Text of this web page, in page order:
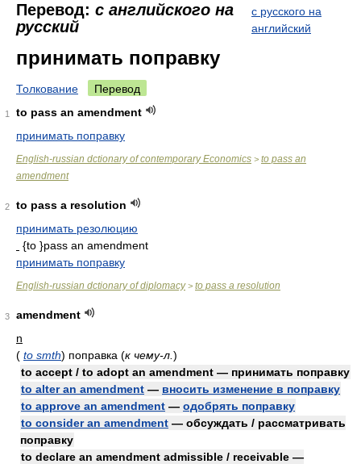
Перевод: с английского на
русский
с русского на
английский
принимать поправку
Толкование Перевод
1
to pass an amendment
принимать поправку
English-russian dctionary of contemporary Economics > to pass an
amendment
2
to pass a resolution
принимать резолюцию
{to }pass an amendment
принимать поправку
English-russian dctionary of diplomacy> to pass a resolution
3
amendment
n
( to smth) поправка (к чему-л. )
to accept / to adopt an amendment — принимать поправку
to alter an amendment — вносить изменение в поправку
to approve an amendment — одобрять поправку
to consider an amendment — обсуждать / рассматривать
поправку
to declare an amendment admissible / receivable —